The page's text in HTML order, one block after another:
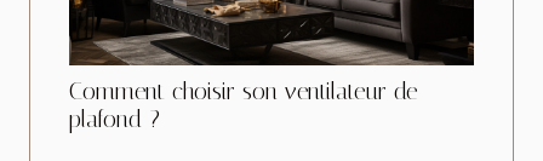
Comment choisir son ventilateur de
plafond ?